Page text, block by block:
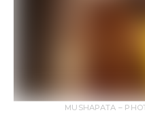
MUSHAPATA –